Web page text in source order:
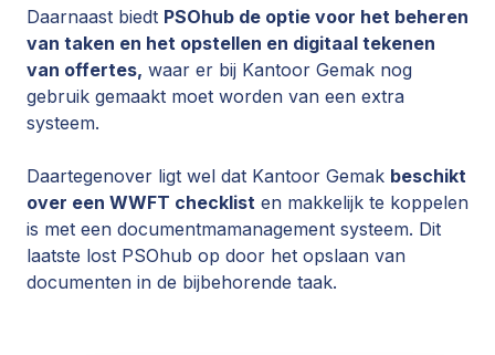
Daarnaast biedt PSOhub de optie voor het beheren
van taken en het opstellen en digitaal tekenen
van offertes, waar er bij Kantoor Gemak nog
gebruik gemaakt moet worden van een extra
systeem.
Daartegenover ligt wel dat Kantoor Gemak beschikt
over een WWFT checklist en makkelijk te koppelen
is met een documentmamanagement systeem. Dit
laatste lost PSOhub op door het opslaan van
documenten in de bijbehorende taak.